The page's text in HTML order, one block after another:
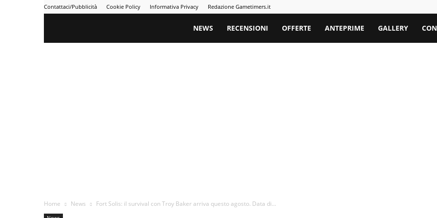
Contattaci/Pubblicità Cookie Policy Informativa Privacy Redazione Gametimers.it
Gametimers
NEWS RECENSIONI OFFERTE ANTEPRIME GALLERY
Home News Fort Solis: il survival con Troy Baker arriva questo agosto. Data di...